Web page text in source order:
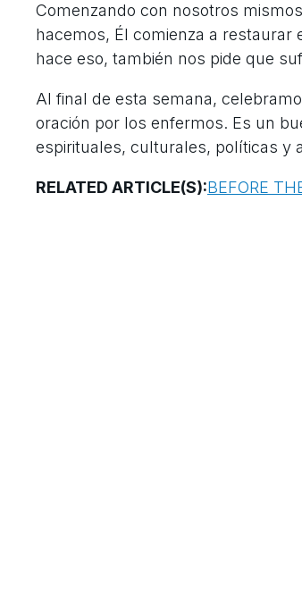
Comenzando con nosotros
hacemos, Él comienza a restaurar
hace eso, también nos pide que
Al final de esta semana,
oración por los enfermos. Es un
espirituales, culturales, políticas y
RELATED ARTICLE(S):BEFORE